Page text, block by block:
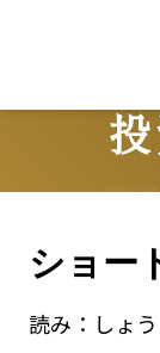
ショー
読み： しょ